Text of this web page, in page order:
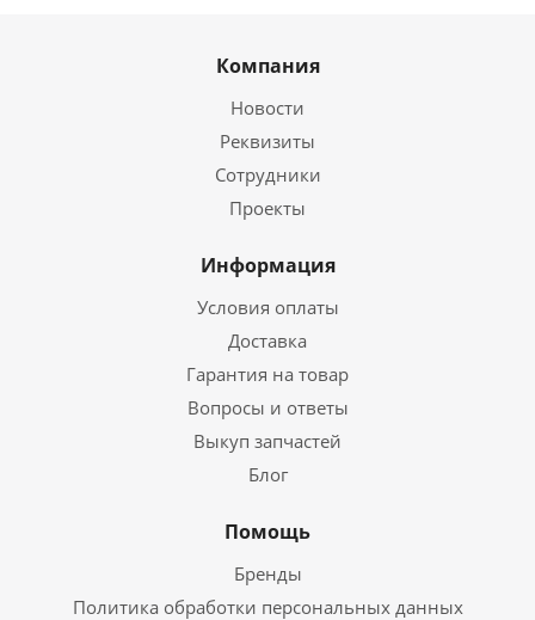
Компания
Новости
Реквизиты
Сотрудники
Проекты
Информация
Условия оплаты
Доставка
Гарантия на товар
Вопросы и ответы
Выкуп запчастей
Блог
Помощь
Бренды
Политика обработки персональных данных